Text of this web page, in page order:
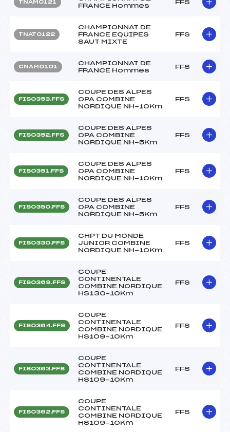
TNAM0121
FRANCE Hommes
FFS
TNAT0122
CHAMPIONNAT DE
FRANCE EQUIPES
SAUT MIXTE
FFS
CNAM0101
CHAMPIONNAT DE
FRANCE Hommes
FFS
FIS0353.FFS
COUPE DES ALPES
OPA COMBINE
NORDIQUE NH-10Km
FFS
FIS0352.FFS
COUPE DES ALPES
OPA COMBINE
NORDIQUE NH-5Km
FFS
FIS0351.FFS
COUPE DES ALPES
OPA COMBINE
NORDIQUE NH-10Km
FFS
FIS0350.FFS
COUPE DES ALPES
OPA COMBINE
NORDIQUE NH-5Km
FFS
FIS0330.FFS
CHPT DU MONDE
JUNIOR COMBINE
NORDIQUE NH-10Km
FFS
FIS0369.FFS
COUPE
CONTINENTALE
COMBINE NORDIQUE
HS130–10Km
FFS
FIS0364.FFS
COUPE
CONTINENTALE
COMBINE NORDIQUE
HS109-10Km
FFS
FIS0363.FFS
COUPE
CONTINENTALE
COMBINE NORDIQUE
HS109-10Km
FFS
FIS0362.FFS
COUPE
CONTINENTALE
COMBINE NORDIQUE
HS109-10Km
FFS